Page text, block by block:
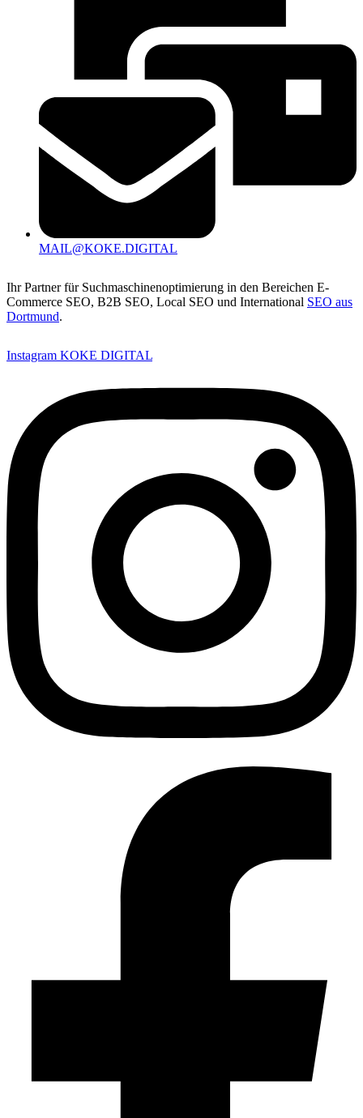
MAIL@KOKE.DIGITAL
Ihr Partner für Suchmaschinenoptimierung in den Bereichen E-
Commerce SEO, B2B SEO, Local SEO und International SEO aus
Dortmund.
Instagram KOKE DIGITAL